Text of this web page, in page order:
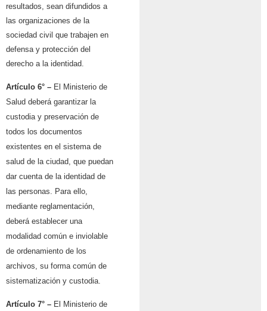
resultados, sean difundidos a
las organizaciones de la
sociedad civil que trabajen en
defensa y protección del
derecho a la identidad.
Artículo 6° – El Ministerio de
Salud deberá garantizar la
custodia y preservación de
todos los documentos
existentes en el sistema de
salud de la ciudad, que puedan
dar cuenta de la identidad de
las personas. Para ello,
mediante reglamentación,
deberá establecer una
modalidad común e inviolable
de ordenamiento de los
archivos, su forma común de
sistematización y custodia.
Artículo 7° – El Ministerio de